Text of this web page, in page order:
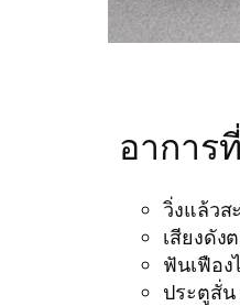
อาการ
วิ่งแล้วส
เสียงดัง
ฟันเฟือง
ประตูสั่น